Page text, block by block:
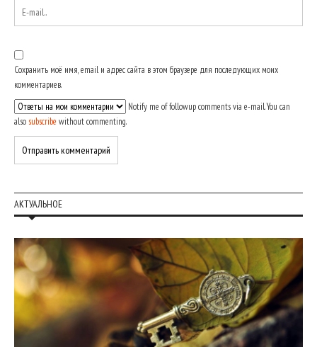
Сохранить моё имя, email и адрес сайта в этом браузере для последующих моих
комментариев.
Notify me of followup comments via e-mail. You can
also subscribe without commenting.
АКТУАЛЬНОЕ